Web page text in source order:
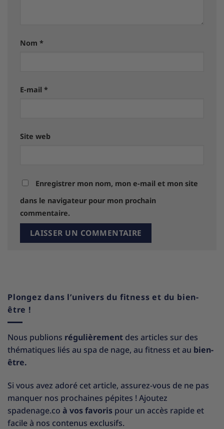
Nom *
E-mail *
Site web
Enregistrer mon nom, mon e-mail et mon site
dans le navigateur pour mon prochain
commentaire.
Plongez dans l’univers du fitness et du bien-
être !
Nous publions régulièrement des articles sur des
thématiques liés au spa de nage, au fitness et au bien-
être.
Si vous avez adoré cet article, assurez-vous de ne pas
manquer nos prochaines pépites ! Ajoutez
spadenage.co à vos favoris pour un accès rapide et
facile à nos contenus exclusifs.